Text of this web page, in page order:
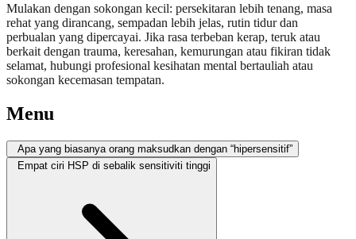
Mulakan dengan sokongan kecil: persekitaran lebih tenang, masa
rehat yang dirancang, sempadan lebih jelas, rutin tidur dan
perbualan yang dipercayai. Jika rasa terbeban kerap, teruk atau
berkait dengan trauma, keresahan, kemurungan atau fikiran tidak
selamat, hubungi profesional kesihatan mental bertauliah atau
sokongan kecemasan tempatan.
Menu
Apa yang biasanya orang maksudkan dengan “hipersensitif”
Empat ciri HSP di sebalik sensitiviti tinggi